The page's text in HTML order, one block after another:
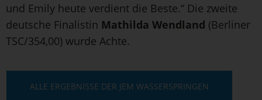
und Emily heute verdient die Beste.“ Die zweite
deutsche Finalistin Mathilda Wendland (Berliner
TSC/354,00) wurde Achte.
ALLE ERGEBNISSE DER JEM WASSERSPRINGEN